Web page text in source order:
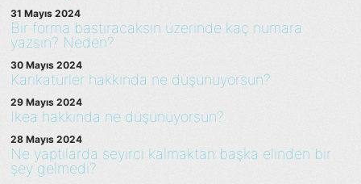
31 Mayıs 2024
Bir forma bastıracaksın üzerinde kaç numara
yazsın? Neden?
30 Mayıs 2024
Karikatürler hakkında ne düşünüyorsun?
29 Mayıs 2024
Ikea hakkında ne düşünüyorsun?
28 Mayıs 2024
Ne yaptılarda seyirci kalmaktan başka elinden bir
şey gelmedi?